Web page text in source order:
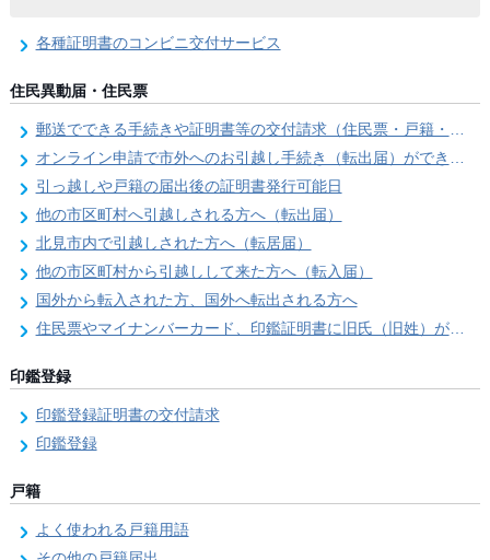
各種証明書のコンビニ交付サービス
住民異動届・住民票
郵送でできる手続きや証明書等の交付請求（住民票・戸籍・国民年金関係）
オンライン申請で市外へのお引越し手続き（転出届）ができます
引っ越しや戸籍の届出後の証明書発行可能日
他の市区町村へ引越しされる方へ（転出届）
北見市内で引越しされた方へ（転居届）
他の市区町村から引越しして来た方へ（転入届）
国外から転入された方、国外へ転出される方へ
住民票やマイナンバーカード、印鑑証明書に旧氏（旧姓）が併記できるようになりました！
印鑑登録
印鑑登録証明書の交付請求
印鑑登録
戸籍
よく使われる戸籍用語